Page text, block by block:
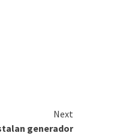
Next
generador